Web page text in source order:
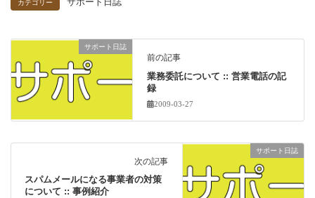
カテゴリー サポート日誌
サポート日誌
前の記事
業務委託について :: 営業電話の記
録
2009-03-27
サポート日誌
次の記事
スパムメールになる事業者の対策
について :: 事例紹介